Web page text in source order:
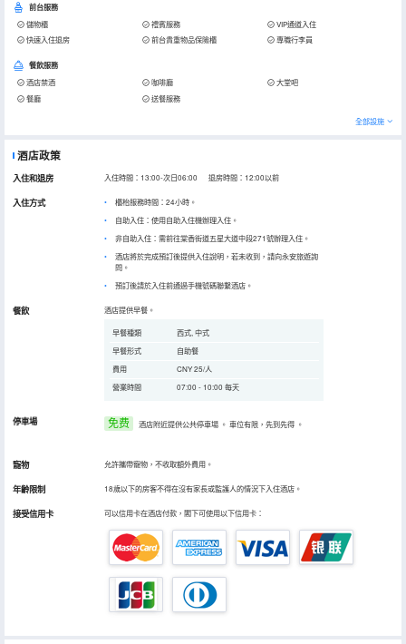
前台服務
儲物櫃 禮賓服務
VIP通道入住
快速入住退房
前台貴重物品保險櫃 專職行李員
餐飲服務
酒店禁酒 咖啡廳
大堂吧
餐廳
送餐服務
全部設施
酒店政策
入住和退房 入住時間：13:00-次日06:00 退房時間：12:00以前
入住方式
櫃枱服務時間：24小時。
自助入住：使用自助入住機辦理入住。
非自助入住：需前往棠香街道五星大道中段271號辦理入住。
酒店將於完成預訂後提供入住說明，若未收到，請向永安旅遊詢
問。
預訂後請於入住前通過手機號碼聯繫酒店。
餐飲 酒店提供早餐。
早餐種類
西式, 中式
早餐形式
自助餐
費用
CNY 25/人
營業時間
07:00 - 10:00 每天
停車場 免费 酒店附近提供公共停車場 。 車位有限，先到先得 。
寵物 允許攜帶寵物，不收取額外費用。
年齡限制 18歲以下的房客不得在沒有家長或監護人的情況下入住酒店。
接受信用卡 可以信用卡在酒店付款，閣下可使用以下信用卡：